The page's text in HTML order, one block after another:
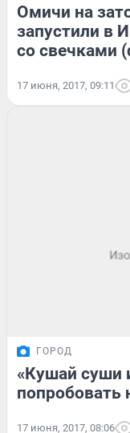
Омичи на
запустили в
со свечками
17 июня, 2017, 09:11
ГОРОД
«Кушай суши
попробовать
17 июня, 2017, 08:06